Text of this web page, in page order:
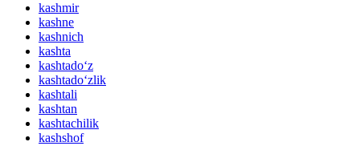
kashmir
kashne
kashnich
kashta
kashtado‘z
kashtado‘zlik
kashtali
kashtan
kashtachilik
kashshof